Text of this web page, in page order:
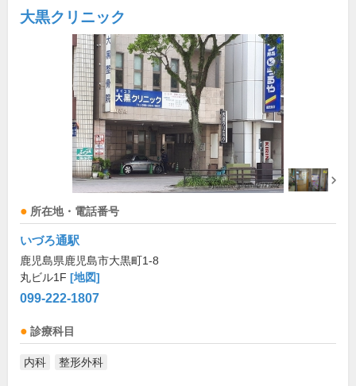
大黒クリニック
所在地・電話番号
いづろ通駅
鹿児島県鹿児島市大黒町1-8
丸ビル1F [地図]
099-222-1807
診療科目
内科 整形外科